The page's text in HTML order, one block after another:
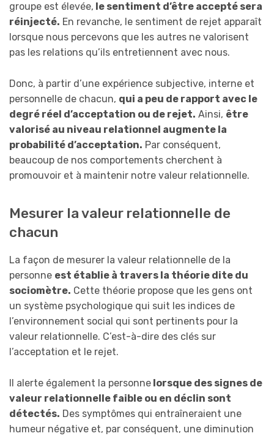
groupe est élevée, le sentiment d’être accepté sera
réinjecté. En revanche, le sentiment de rejet apparaît
lorsque nous percevons que les autres ne valorisent
pas les relations qu’ils entretiennent avec nous.
Donc, à partir d’une expérience subjective, interne et
personnelle de chacun, qui a peu de rapport avec le
degré réel d’acceptation ou de rejet. Ainsi, être
valorisé au niveau relationnel augmente la
probabilité d’acceptation. Par conséquent,
beaucoup de nos comportements cherchent à
promouvoir et à maintenir notre valeur relationnelle.
Mesurer la valeur relationnelle de
chacun
La façon de mesurer la valeur relationnelle de la
personne est établie à travers la théorie dite du
sociomètre. Cette théorie propose que les gens ont
un système psychologique qui suit les indices de
l’environnement social qui sont pertinents pour la
valeur relationnelle. C’est-à-dire des clés sur
l’acceptation et le rejet.
Il alerte également la personne lorsque des signes de
valeur relationnelle faible ou en déclin sont
détectés. Des symptômes qui entraîneraient une
humeur négative et, par conséquent, une diminution